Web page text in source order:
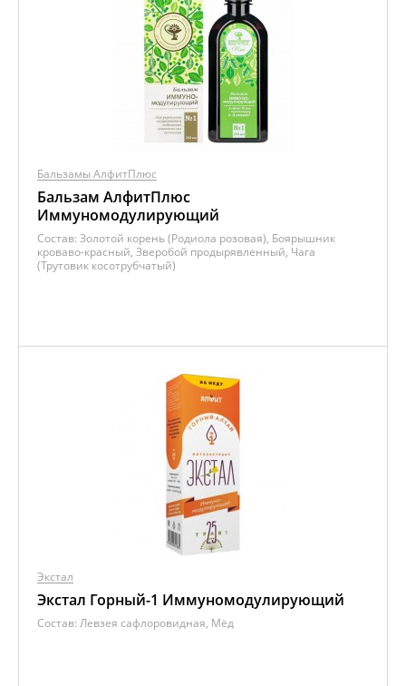
Бальзамы АлфитПлюс
Бальзам АлфитПлюс
Иммуномодулирующий
Состав: Золотой корень (Родиола розовая), Боярышник
кроваво-красный, Зверобой продырявленный, Чага
(Трутовик косотрубчатый)
Экстал
Экстал Горный-1 Иммуномодулирующий
Состав: Левзея сафлоровидная, Мёд